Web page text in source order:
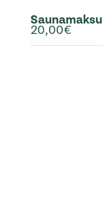
Saunamaksu
20,00€